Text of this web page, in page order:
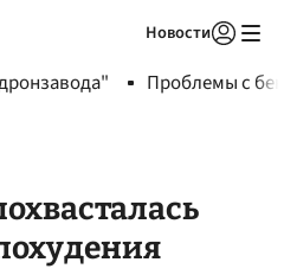
Новости
Проблемы с